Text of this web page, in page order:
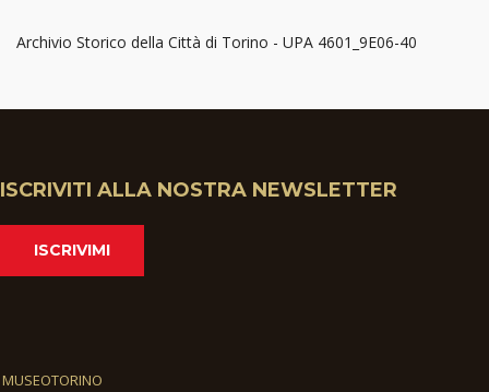
Archivio Storico della Città di Torino - UPA 4601_9E06-40
ISCRIVITI ALLA NOSTRA NEWSLETTER
ISCRIVIMI
MUSEOTORINO